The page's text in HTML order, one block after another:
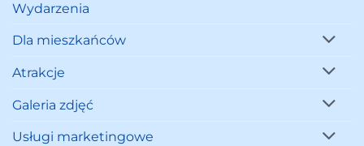
Wydarzenia
Dla mieszkańców
Atrakcje
Galeria zdjęć
Usługi marketingowe